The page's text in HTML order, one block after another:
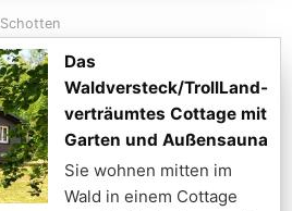
Schotten
Das
Waldversteck/TrollLand-
verträumtes Cottage mit
Garten und Außensauna
Sie wohnen mitten im
Wald in einem Cottage